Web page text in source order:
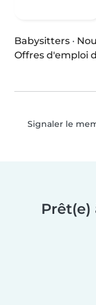
Babysitters ·
Offres d'emploi
Signaler le
Prêt(e)